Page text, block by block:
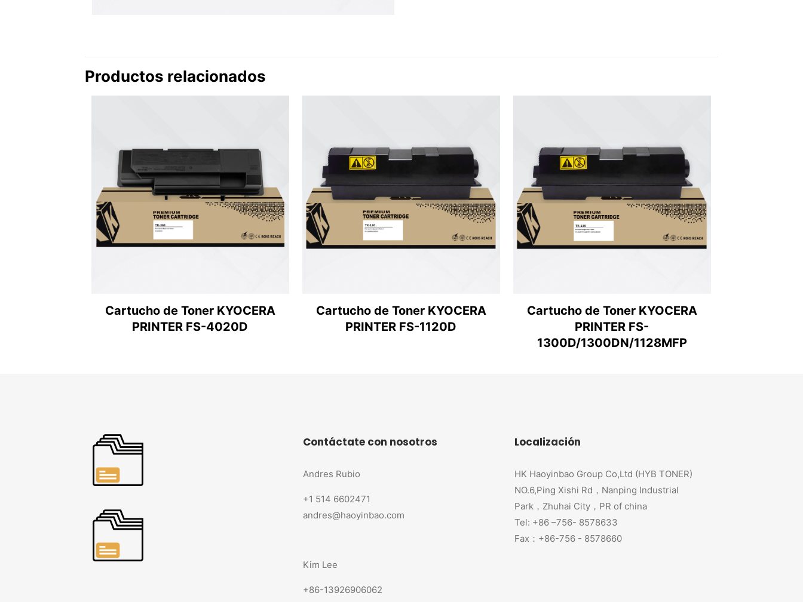
Productos relacionados
Cartucho de Toner KYOCERA
PRINTER FS-4020D
Cartucho de Toner KYOCERA
PRINTER FS-1120D
Cartucho de Toner KYOCERA
PRINTER FS-
1300D/1300DN/1128MFP
Contáctate con nosotros
Andres Rubio
+1 514 6602471
andres@haoyinbao.com
Kim Lee
+86-13926906062
Localización
HK Haoyinbao Group Co,Ltd (HYB TONER)
NO.6,Ping Xishi Rd，Nanping Industrial
Park，Zhuhai City，PR of china
Tel: +86 –756- 8578633
Fax：+86-756 - 8578660